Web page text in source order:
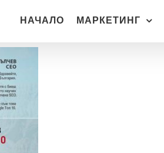
НАЧАЛО МАРКЕТИНГ